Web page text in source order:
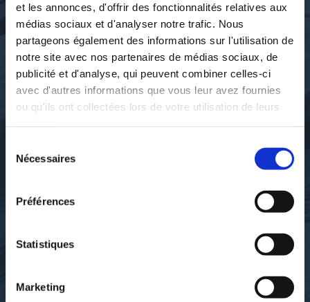
et les annonces, d'offrir des fonctionnalités relatives aux
médias sociaux et d'analyser notre trafic. Nous
partageons également des informations sur l'utilisation de
notre site avec nos partenaires de médias sociaux, de
publicité et d'analyse, qui peuvent combiner celles-ci
avec d'autres informations que vous leur avez fournies
ou qu'ils ont collectées lors de votre utilisation de leurs
Nécessaires
Préférences
Statistiques
Marketing
Jid DURANTY
12€00
Jude DURANTY